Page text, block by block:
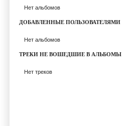
Нет альбомов
ДОБАВЛЕННЫЕ ПОЛЬЗОВАТЕЛЯМИ
Нет альбомов
ТРЕКИ НЕ ВОШЕДШИЕ В АЛЬБОМЫ
Нет треков